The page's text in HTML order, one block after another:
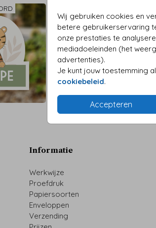
Wij gebruiken cookies en
betere gebruikerservaring
onze prestaties te
mediadoeleinden (het
advertenties).
Je kunt jouw toestemming
cookiebeleid.
Accepteren
Informatie
Werkwijze
Proefdruk
Papiersoorten
Enveloppen
Verzending